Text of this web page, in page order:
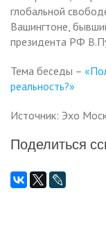
глобальной
Вашингтоне,
президента РФ
Тема беседы –
реальность?»
Источник: Эхо
Поделиться